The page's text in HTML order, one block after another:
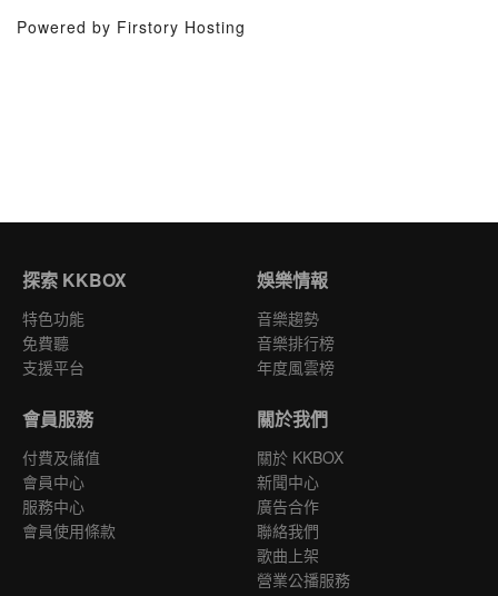
Powered by Firstory Hosting
探索 KKBOX
特色功能
免費聽
支援平台
娛樂情報
音樂趨勢
音樂排行榜
年度風雲榜
會員服務
付費及儲值
會員中心
服務中心
會員使用條款
關於我們
關於 KKBOX
新聞中心
廣告合作
聯絡我們
歌曲上架
營業公播服務